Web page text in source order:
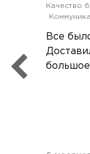
Качество
Все
большое